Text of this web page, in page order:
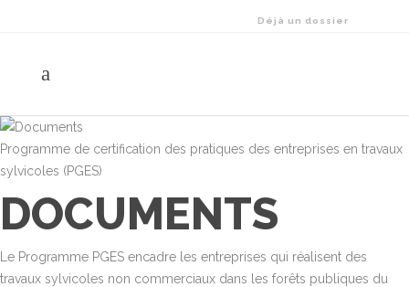
Déjà un dossier
Programme de certification des pratiques des entreprises en travaux
sylvicoles (PGES)
DOCUMENTS
Le Programme PGES encadre les entreprises qui réalisent des
travaux sylvicoles non commerciaux dans les forêts publiques du